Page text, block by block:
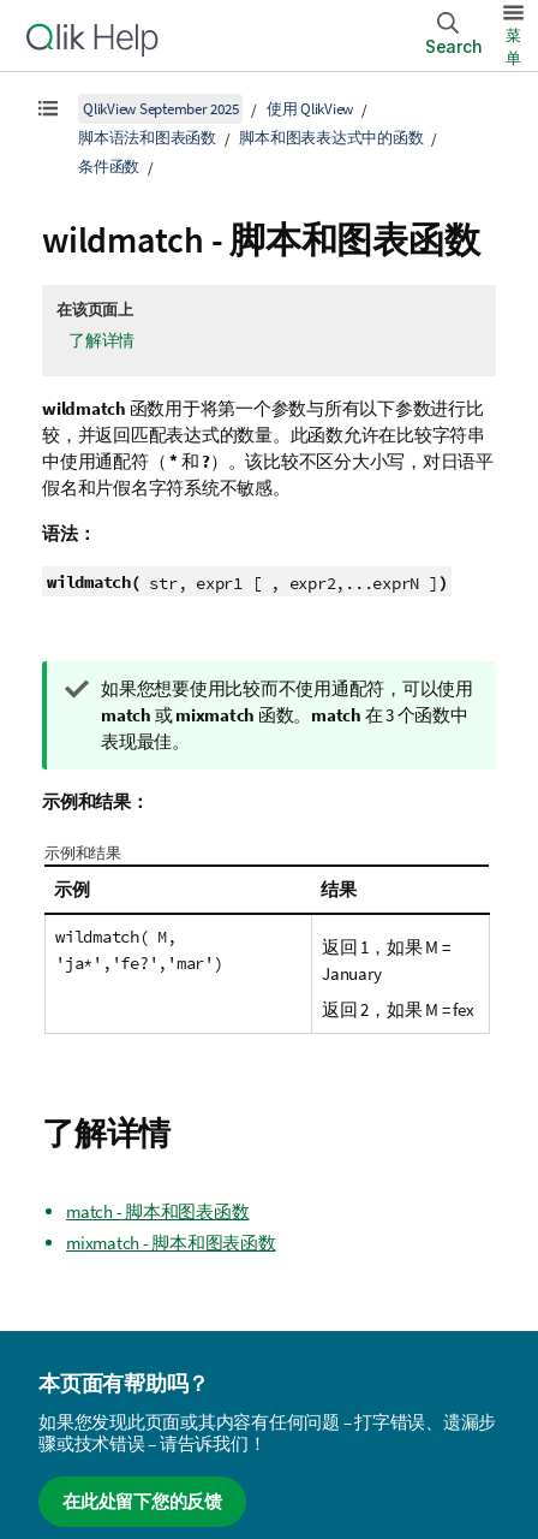
Search
菜
单
QlikView September 2025
使用 QlikView
脚本语法和图表函数
脚本和图表表达式中的函数
条件函数
wildmatch - 脚本和图表函数
在该页面上
了解详情
wildmatch 函数用于将第一个参数与所有以下参数进行比
较，并返回匹配表达式的数量。此函数允许在比较字符串
中使用通配符（ *和 ?）。该比较不区分大小写，对日语平
假名和片假名字符系统不敏感。
语法：
wildmatch( str, expr1 [ , expr2,...exprN ] )
提
示
注
如果您想要使用比较而不使用通配符，可以使用
match 或mixmatch 函数。 match 在 3 个函数中
表现最佳。
示例和结果：
示例和结果
示例 结果
wildmatch( M,
'ja*','fe?','mar')
返回 1 ，如果M =
January
返回2 ，如果M =fex
了解详情
match - 脚本和图表函数
mixmatch - 脚本和图表函数
本页面有帮助吗？
如果您发现此页面或其内容有任何问题 – 打字错误、遗漏步
骤或技术错误 – 请告诉我们！
在此处留下您的反馈